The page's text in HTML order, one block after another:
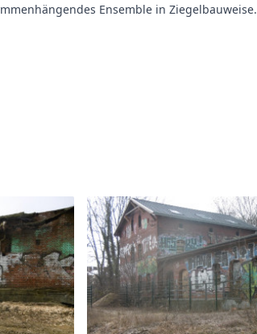
Ensemble in Ziegelbauweise.